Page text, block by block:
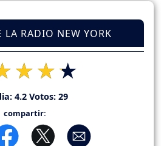
LA RADIO NEW YORK
4.2Votos: 29
compartir: